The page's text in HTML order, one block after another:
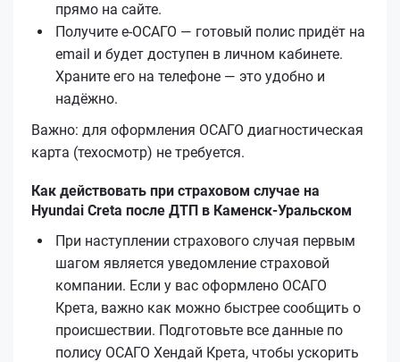
прямо на сайте.
Получите е‑ОСАГО — готовый полис придёт на
email и будет доступен в личном кабинете.
Храните его на телефоне — это удобно и
надёжно.
Важно: для оформления ОСАГО диагностическая
карта (техосмотр) не требуется.
Как действовать при страховом случае на
Hyundai Creta после ДТП в Каменск-Уральском
При наступлении страхового случая первым
шагом является уведомление страховой
компании. Если у вас оформлено ОСАГО
Кретa, важно как можно быстрее сообщить о
происшествии. Подготовьте все данные по
полису ОСАГО Хендай Кретa, чтобы ускорить